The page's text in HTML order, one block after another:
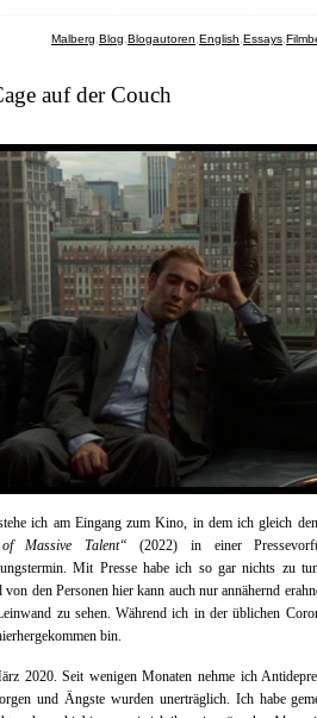
Malberg Blog Blogautoren English Essays
auf der Couch
ich am Eingang zum Kino, in dem ich gleich
Massive Talent“ (2022) in einer
Mit Presse habe ich so gar nichts zu
von den Personen hier kann auch nur annähernd
zu sehen. Während ich in der üblichen
bin.
2020. Seit wenigen Monaten nehme ich
und Ängste wurden unerträglich. Ich habe